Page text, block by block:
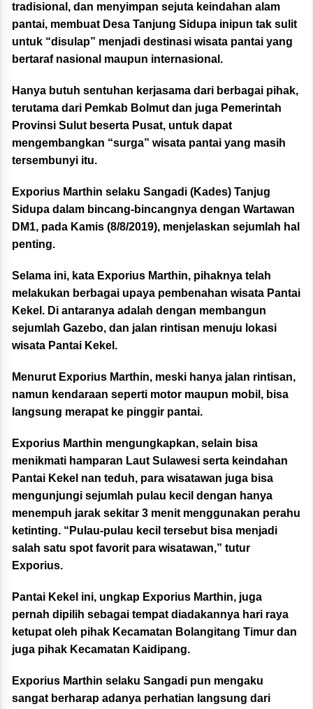
tradisional, dan menyimpan sejuta keindahan alam
pantai, membuat Desa Tanjung Sidupa inipun tak sulit
untuk “disulap” menjadi destinasi wisata pantai yang
bertaraf nasional maupun internasional.
Hanya butuh sentuhan kerjasama dari berbagai pihak,
terutama dari Pemkab Bolmut dan juga Pemerintah
Provinsi Sulut beserta Pusat, untuk dapat
mengembangkan “surga” wisata pantai yang masih
tersembunyi itu.
Exporius Marthin selaku Sangadi (Kades) Tanjug
Sidupa dalam bincang-bincangnya dengan Wartawan
DM1, pada Kamis (8/8/2019), menjelaskan sejumlah hal
penting.
Selama ini, kata Exporius Marthin, pihaknya telah
melakukan berbagai upaya pembenahan wisata Pantai
Kekel. Di antaranya adalah dengan membangun
sejumlah Gazebo, dan jalan rintisan menuju lokasi
wisata Pantai Kekel.
Menurut Exporius Marthin, meski hanya jalan rintisan,
namun kendaraan seperti motor maupun mobil, bisa
langsung merapat ke pinggir pantai.
Exporius Marthin mengungkapkan, selain bisa
menikmati hamparan Laut Sulawesi serta keindahan
Pantai Kekel nan teduh, para wisatawan juga bisa
mengunjungi sejumlah pulau kecil dengan hanya
menempuh jarak sekitar 3 menit menggunakan perahu
ketinting. “Pulau-pulau kecil tersebut bisa menjadi
salah satu spot favorit para wisatawan,” tutur
Exporius.
Pantai Kekel ini, ungkap Exporius Marthin, juga
pernah dipilih sebagai tempat diadakannya hari raya
ketupat oleh pihak Kecamatan Bolangitang Timur dan
juga pihak Kecamatan Kaidipang.
Exporius Marthin selaku Sangadi pun mengaku
sangat berharap adanya perhatian langsung dari